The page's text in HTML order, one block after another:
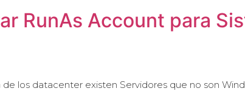
RunAs Account para
de los datacenter existen Servidores que no son